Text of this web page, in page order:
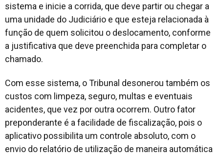
sistema e inicie a corrida, que deve partir ou chegar a
uma unidade do Judiciário e que esteja relacionada à
função de quem solicitou o deslocamento, conforme
a justificativa que deve preenchida para completar o
chamado.
Com esse sistema, o Tribunal desonerou também os
custos com limpeza, seguro, multas e eventuais
acidentes, que vez por outra ocorrem. Outro fator
preponderante é a facilidade de fiscalização, pois o
aplicativo possibilita um controle absoluto, com o
envio do relatório de utilização de maneira automática